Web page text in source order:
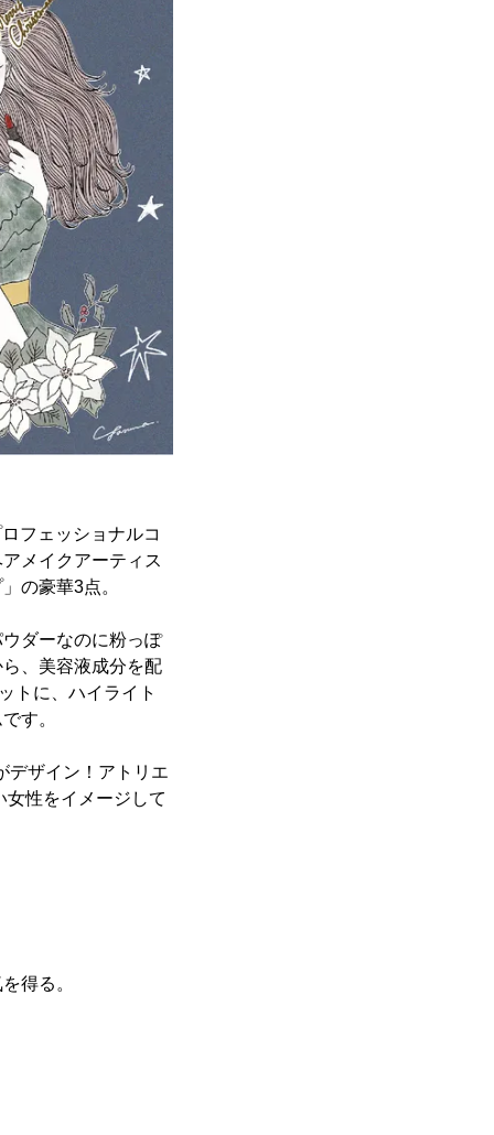
フェッショナルコ
メイクアーティス
の豪華3点。
ダーなのに粉っぽ
、美容液成分を配
トに、ハイライト
す。
デザイン！アトリエ
性をイメージして
得る。